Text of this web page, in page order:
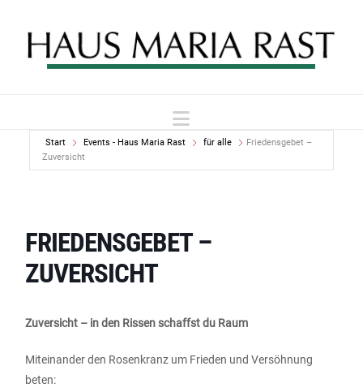
Navigation
Start Events - Haus Maria Rast für alle
Friedensgebet –
Zuversicht
FRIEDENSGEBET –
ZUVERSICHT
Zuversicht – in den Rissen schaffst du Raum
Miteinander den Rosenkranz um Frieden und Versöhnung
beten: